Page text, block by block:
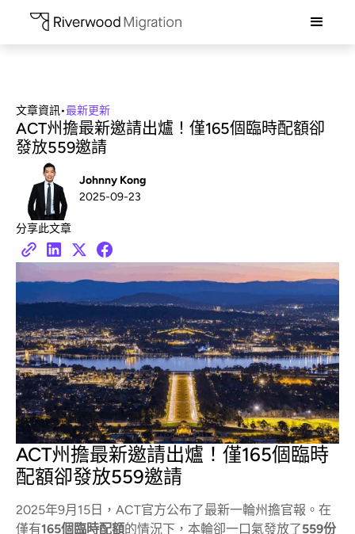
文章資訊•最新更新
ACT州擔最新邀請出爐！僅165個臨時配額卻
發放559邀請
Johnny Kong
2025-09-23
分享此文章
ACT州擔最新邀請出爐！僅165個臨時
配額卻發放559邀請
2025年9月15日，ACT官方公布了最新一輪州擔官報。在
僅有165個臨時配額的情況下，本輪卻一口氣發放了559份